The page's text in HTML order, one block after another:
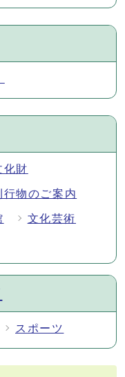
化財
行物のご案内
文化芸術
スポーツ